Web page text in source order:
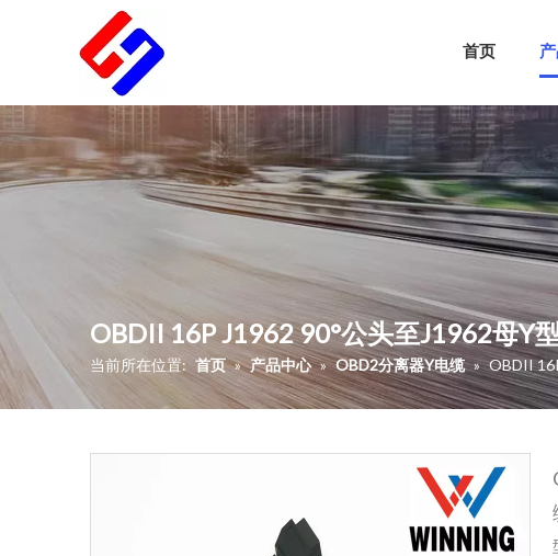
首页
OBDII 16P J1962 90°公头至J1962母Y
当前所在位置: 首页 » 产品中心 » OBD2分离器Y电缆 » OBDII